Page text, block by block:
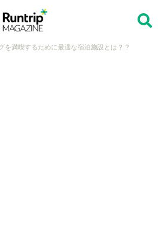
を満喫するために最適な宿泊施設とは？？